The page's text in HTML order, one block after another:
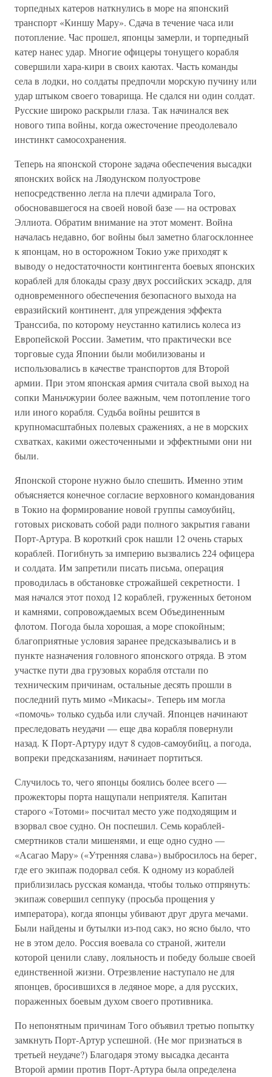
торпедных катеров наткнулись в море на японский
транспорт «Киншу Мару». Сдача в течение часа или
потопление. Час прошел, японцы замерли, и торпедный
катер нанес удар. Многие офицеры тонущего корабля
совершили хара-кири в своих каютах. Часть команды
села в лодки, но солдаты предпочли морскую пучину или
удар штыком своего товарища. Не сдался ни один солдат.
Русские широко раскрыли глаза. Так начинался век
нового типа войны, когда ожесточение преодолевало
инстинкт самосохранения.
Теперь на японской стороне задача обеспечения высадки
японских войск на Ляодунском полуострове
непосредственно легла на плечи адмирала Того,
обосновавшегося на своей новой базе — на островах
Эллиота. Обратим внимание на этот момент. Война
началась недавно, бог войны был заметно благосклоннее
к японцам, но в осторожном Токио уже приходят к
выводу о недостаточности контингента боевых японских
кораблей для блокады сразу двух российских эскадр, для
одновременного обеспечения безопасного выхода на
евразийский континент, для упреждения эффекта
Транссиба, по которому неустанно катились колеса из
Европейской России. Заметим, что практически все
торговые суда Японии были мобилизованы и
использовались в качестве транспортов для Второй
армии. При этом японская армия считала свой выход на
сопки Маньчжурии более важным, чем потопление того
или иного корабля. Судьба войны решится в
крупномасштабных полевых сражениях, а не в морских
схватках, какими ожесточенными и эффектными они ни
были.
Японской стороне нужно было спешить. Именно этим
объясняется конечное согласие верховного командования
в Токио на формирование новой группы самоубийц,
готовых рисковать собой ради полного закрытия гавани
Порт-Артура. В короткий срок нашли 12 очень старых
кораблей. Погибнуть за империю вызвались 224 офицера
и солдата. Им запретили писать письма, операция
проводилась в обстановке строжайшей секретности. 1
мая начался этот поход 12 кораблей, груженных бетоном
и камнями, сопровождаемых всем Объединенным
флотом. Погода была хорошая, а море спокойным;
благоприятные условия заранее предсказывались и в
пункте назначения головного японского отряда. В этом
участке пути два грузовых корабля отстали по
техническим причинам, остальные десять прошли в
последний путь мимо «Микасы». Теперь им могла
«помочь» только судьба или случай. Японцев начинают
преследовать неудачи — еще два корабля повернули
назад. К Порт-Артуру идут 8 судов-самоубийц, а погода,
вопреки предсказаниям, начинает портиться.
Случилось то, чего японцы боялись более всего —
прожекторы порта нащупали неприятеля. Капитан
старого «Тотоми» посчитал место уже подходящим и
взорвал свое судно. Он поспешил. Семь кораблей-
смертников стали мишенями, и еще одно судно —
«Асагао Мару» («Утренняя слава») выбросилось на берег,
где его экипаж подорвал себя. К одному из кораблей
приблизилась русская команда, чтобы только отпрянуть:
экипаж совершил сеппуку (просьба прощения у
императора), когда японцы убивают друг друга мечами.
Были найдены и бутылки из-под сакэ, но ясно было, что
не в этом дело. Россия воевала со страной, жители
которой ценили славу, лояльность и победу больше своей
единственной жизни. Отрезвление наступало не для
японцев, бросившихся в ледяное море, а для русских,
пораженных боевым духом своего противника.
По непонятным причинам Того объявил третью попытку
замкнуть Порт-Артур успешной. (Не мог признаться в
третьей неудаче?) Благодаря этому высадка десанта
Второй армии против Порт-Артура была определена